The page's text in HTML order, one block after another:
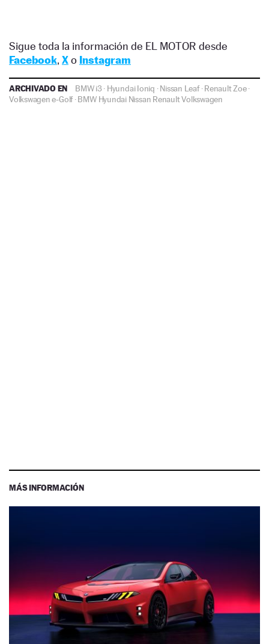
Sigue toda la información de EL MOTOR desde
Facebook, Xo Instagram
ARCHIVADO EN BMW i3· Hyundai Ioniq ·Nissan Leaf·Renault Zoe·
Volkswagen e-Golf ·BMW Hyundai Nissan RenaultVolkswagen
MÁS INFORMACIÓN